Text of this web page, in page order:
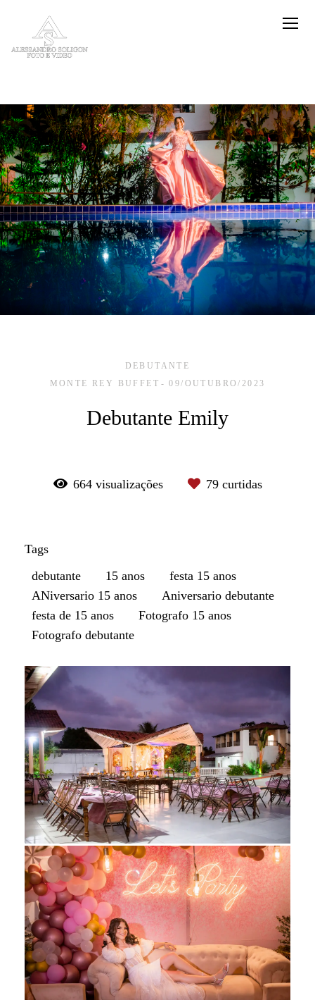
DEBUTANTE
MONTE REY BUFFET
09/OUTUBRO/2023
Debutante Emily
664visualizações 79curtidas
Tags
debutante
15 anos
festa 15 anos
ANiversario 15 anos
Aniversario debutante
festa de 15 anos
Fotografo 15 anos
Fotografo debutante